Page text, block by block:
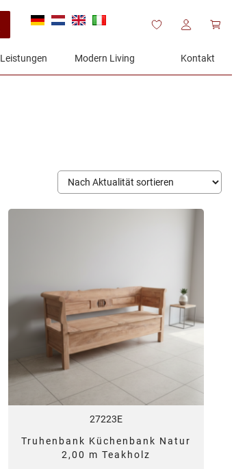
Leistungen Modern Living Kontakt
27223E
Truhenbank Küchenbank Natur
2,00 m Teakholz